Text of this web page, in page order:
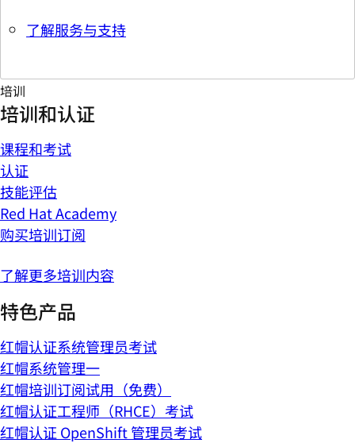
了解服务与支持
培训
培训和认证
课程和考试
认证
技能评估
Red Hat Academy
购买培训订阅
了解更多培训内容
特色产品
红帽认证系统管理员考试
红帽系统管理一
红帽培训订阅试用（免费）
红帽认证工程师（RHCE）考试
红帽认证 OpenShift 管理员考试